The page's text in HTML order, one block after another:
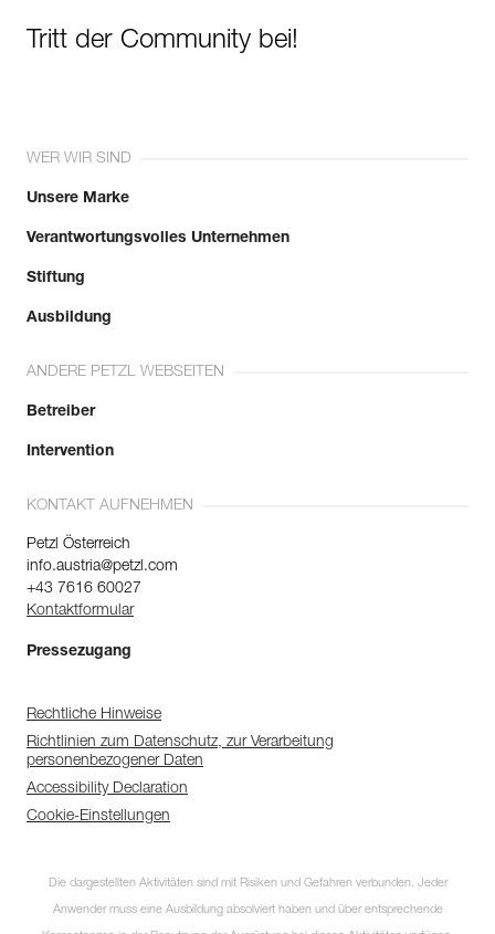
Tritt der Community bei!
WER WIR SIND
Unsere Marke
Verantwortungsvolles Unternehmen
Stiftung
Ausbildung
ANDERE PETZL WEBSEITEN
Betreiber
Intervention
KONTAKT AUFNEHMEN
Petzl Österreich
info.austria@petzl.com
+43 7616 60027
Kontaktformular
Pressezugang
Rechtliche Hinweise
Richtlinien zum Datenschutz, zur Verarbeitung
personenbezogener Daten
Accessibility Declaration
Cookie-Einstellungen
Die dargestellten Aktivitäten sind mit Risiken und Gefahren verbunden. Jeder
Anwender muss eine Ausbildung absolviert haben und über entsprechende